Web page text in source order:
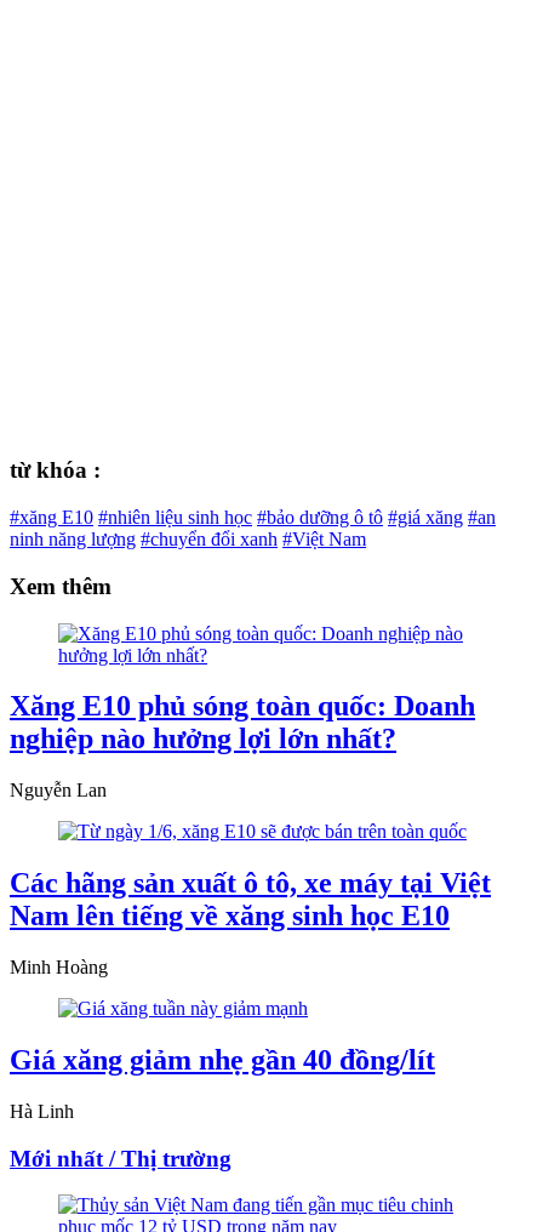
từ khóa :
#xăng E10 #nhiên liệu sinh học #bảo dưỡng ô tô #giá xăng #an
ninh năng lượng #chuyển đổi xanh #Việt Nam
Xem thêm
Xăng E10 phủ sóng toàn quốc: Doanh
nghiệp nào hưởng lợi lớn nhất?
Nguyễn Lan
Các hãng sản xuất ô tô, xe máy tại Việt
Nam lên tiếng về xăng sinh học E10
Minh Hoàng
Giá xăng giảm nhẹ gần 40 đồng/lít
Hà Linh
Mới nhất / Thị trường